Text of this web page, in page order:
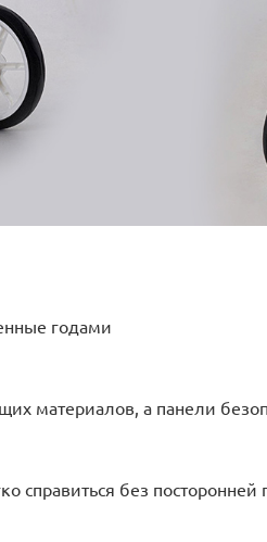
годами
материалов, а панели
справиться без